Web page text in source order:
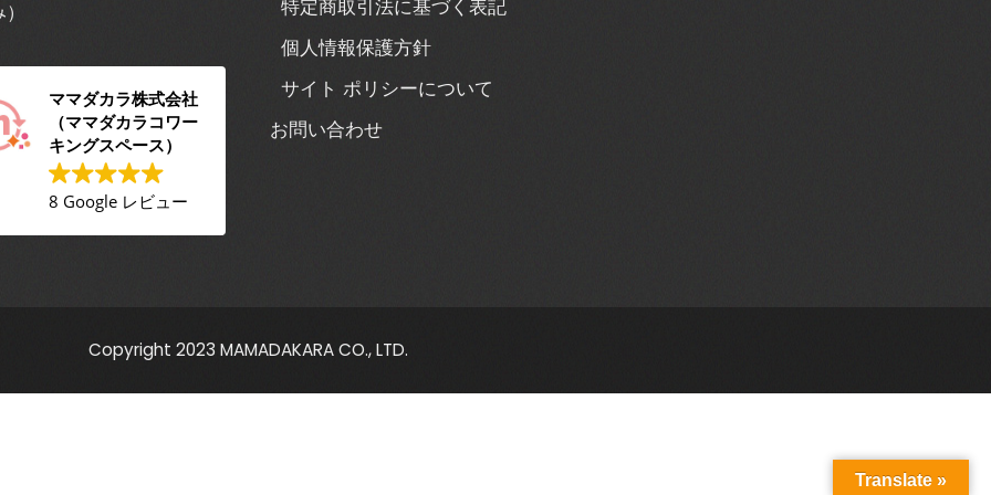
ママダカラ株式会社
（ママダカラコワー
キングスペース）
8 Google レビュー
特定商取引法に基づく表記
個人情報保護方針
サイト ポリシーについて
お問い合わせ
Copyright 2023 MAMADAKARA CO., LTD.
Translate »